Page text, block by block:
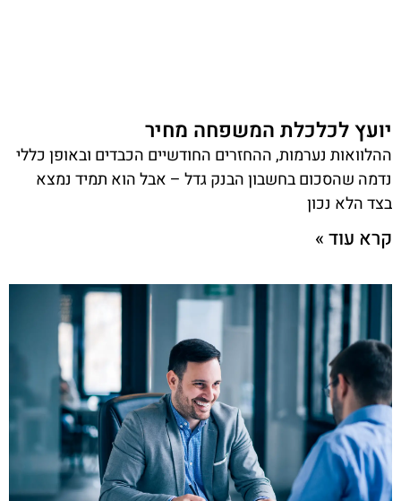
יועץ לכלכלת המשפחה מחיר
ההלוואות נערמות, ההחזרים החודשיים הכבדים ובאופן כללי
נדמה שהסכום בחשבון הבנק גדל – אבל הוא תמיד נמצא
בצד הלא נכון
קרא עוד »